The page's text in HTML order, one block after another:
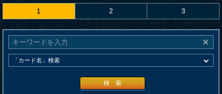
1 2 3
検 索